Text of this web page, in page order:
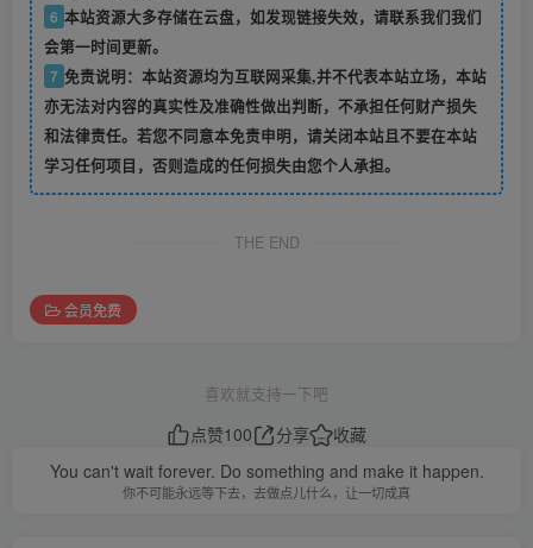
6 本站资源大多存储在云盘，如发现链接失效，请联系我们我们
会第一时间更新。
7 免责说明：本站资源均为互联网采集,并不代表本站立场，本站
亦无法对内容的真实性及准确性做出判断，不承担任何财产损失
和法律责任。若您不同意本免责申明，请关闭本站且不要在本站
学习任何项目，否则造成的任何损失由您个人承担。
THE END
会员免费
喜欢就支持一下吧
点赞100 分享
收藏
You can't wait forever. Do something and make it happen.
你不可能永远等下去，去做点儿什么，让一切成真